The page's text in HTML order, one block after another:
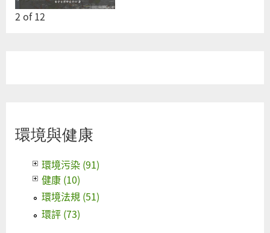
2 of12
環境與健康
環境污染 (91)
健康 (10)
環境法規 (51)
環評 (73)